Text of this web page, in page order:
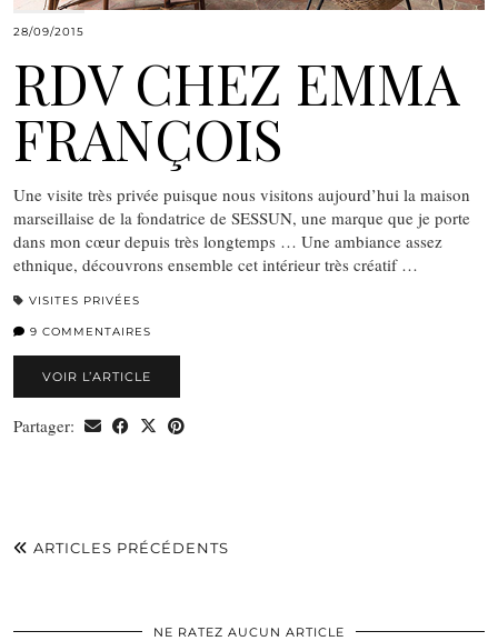
28/09/2015
RDV CHEZ EMMA
FRANÇOIS
Une visite très privée puisque nous visitons aujourd’hui la maison
marseillaise de la fondatrice de SESSUN, une marque que je porte
dans mon cœur depuis très longtemps … Une ambiance assez
ethnique, découvrons ensemble cet intérieur très créatif …
VISITES PRIVÉES
9 COMMENTAIRES
VOIR L’ARTICLE
Partager:
ARTICLES PRÉCÉDENTS
NE RATEZ AUCUN ARTICLE